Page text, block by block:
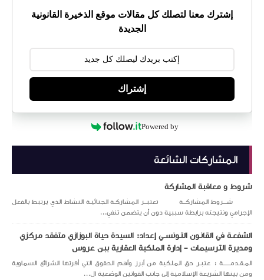
إشترك معنا لتصلك كل مقالات موقع الذخيرة القانونية
الجديدة
إشتراك
Powered by
المشاركات الشائعة
شروط و معاقبة المشاركة
شـــروط المشاركــة تعتبــر المشاركـة الجنائيـة النشاط الذي يرتبط بالفعل
الإجرامي ونتيجته برابطة سببية دون أن يتضمن تنفي...
الشفعـة في القانـون التـونســي إعداد: السيدة حياة البوزازي متفقد مركزي
ومديرة الترسيمات – إدارة الملكية العقارية ببن عروس
المـقـدمــــــة : عتبـر حق الملكية من أبرز وأهم الحقوق التي أقرتها الشرائع السماوية
ومن بينها الشريعة الإسلامية إلى جانب القوانين الوضعية ال...